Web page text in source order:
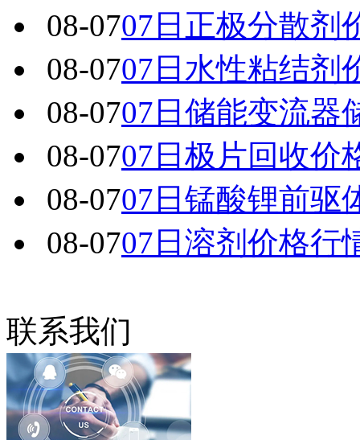
08-0707日正极分散剂
08-0707日水性粘结剂
08-0707日储能变流器
08-0707日极片回收价
08-0707日锰酸锂前驱
08-0707日溶剂价格行
联系我们